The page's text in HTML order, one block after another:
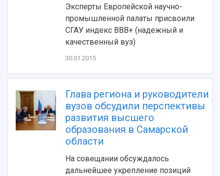
Устойчивое развитие
3D-тур по университету
Учебный аэродром
Центр истории авиационных двигателей
Ботанический сад
Умный дом бабочек
Международный межвузовский кампус
Сведения об образовательной организации
Официальные документы
Видеолекции
Противодействие COVID-19
деятельности
Журналы Самарского университета
Научные конференции
Публикации и издания
Эксперты Европейской научно-
промышленной палаты присвоили
СГАУ индекс BBB+ (надежный и
качественный вуз)
30.01.2015
Глава региона и руководители
вузов обсудили перспективы
развития высшего
образования в Самарской
области
На совещании обсуждалось
дальнейшее укрепление позиций